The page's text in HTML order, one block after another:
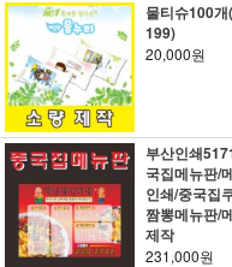
물티슈100
199)
20,000원
부산인쇄
국집메뉴판/
인쇄/중국집
짬뽕메뉴판/
제작
231,000원